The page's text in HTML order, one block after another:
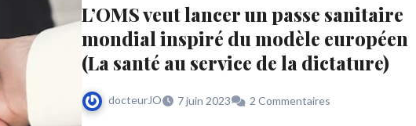
L’OMS veut lancer un passe sanitaire
mondial inspiré du modèle européen
(La santé au service de la dictature)
docteurJO 7 juin 2023 2 Commentaires